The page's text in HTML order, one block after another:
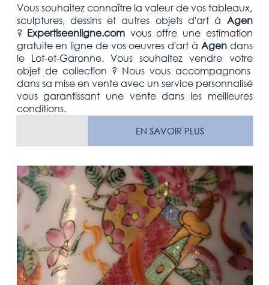
Vous souhaitez connaître la valeur de vos tableaux,
sculptures, dessins et autres objets d'artà Agen
? Expertiseenligne.com vous offre une estimation
gratuiteen ligne de vos oeuvres d'art à Agendans
le Lot-et-Garonne. Vous souhaitez vendre votre
objet de collection ? Nous vous accompagnons
dans sa mise en vente avec un service personnalisé
vous garantissant une vente dans les meilleures
conditions.
EN SAVOIR PLUS